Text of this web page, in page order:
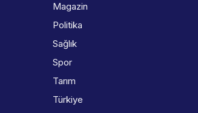
Magazin
Politika
Sağlık
Spor
Tarım
Türkiye